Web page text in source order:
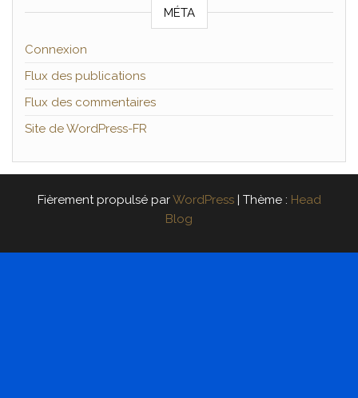
MÉTA
Connexion
Flux des publications
Flux des commentaires
Site de WordPress-FR
Fièrement propulsé parWordPress | Thème : Head
Blog